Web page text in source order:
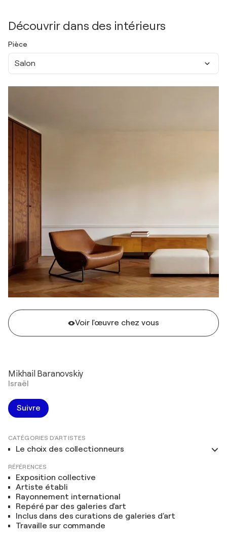
Découvrir dans des intérieurs
Pièce
Salon
Voir l'œuvre chez vous
Mikhail Baranovskiy
Israël
Suivre
CATÉGORIES D'ARTISTES
Le choix des collectionneurs
RÉFÉRENCES
Exposition collective
Artiste établi
Rayonnement international
Repéré par des galeries d'art
Inclus dans des curations de galeries d'art
Travaille sur commande